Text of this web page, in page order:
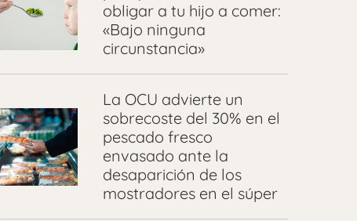
obligar a tu hijo a comer:
«Bajo ninguna
circunstancia»
La OCU advierte un
sobrecoste del 30% en el
pescado fresco
envasado ante la
desaparición de los
mostradores en el súper